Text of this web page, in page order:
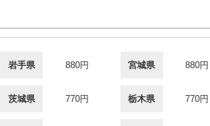
岩手県 880円 宮城県 880円
茨城県 770円 栃木県 770円